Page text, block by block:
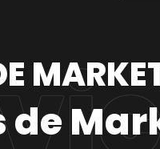
de